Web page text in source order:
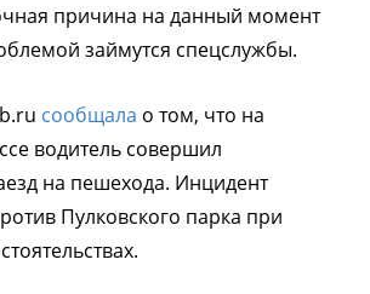
причина на данный момент
займутся спецслужбы.
сообщала о том, что на
водитель совершил
на пешехода. Инцидент
Пулковского парка при